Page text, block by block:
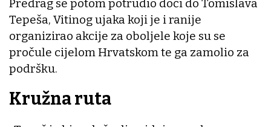
Predrag se potom potrudio doći do Tomislava
Tepeša, Vitinog ujaka koji je i ranije
organizirao akcije za oboljele koje su se
pročule cijelom Hrvatskom te ga zamolio za
podršku.
Kružna ruta